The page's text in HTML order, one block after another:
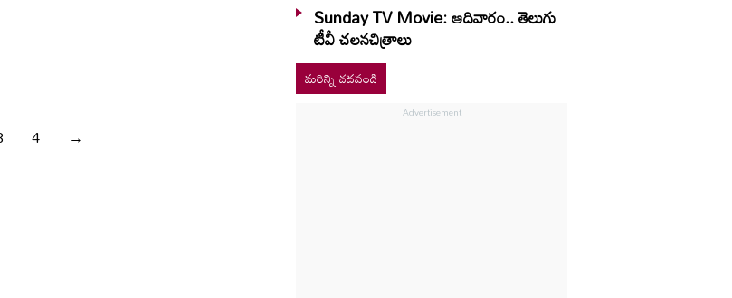
4 →
Sunday TV Movie: ఆదివారం.. తెలుగు
టీవీ చ‌ల‌న‌చిత్రాలు
మరిన్ని చదవండి